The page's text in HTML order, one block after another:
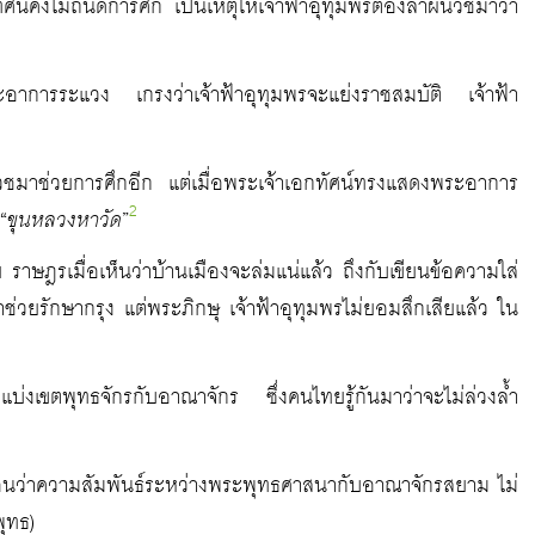
คงไม่ถนัดการศึก เป็นเหตุให้เจ้าฟ้าอุทุมพรต้องลาผนวชมาว่า
การระแวง เกรงว่าเจ้าฟ้าอุทุมพรจะแย่งราชสมบัติ เจ้าฟ้า
ช่วยการศึกอีก แต่เมื่อพระเจ้าเอกทัศน์ทรงแสดงพระอาการ
ขุนหลวงหาวัด”2
าษฎรเมื่อเห็นว่าบ้านเมืองจะล่มแน่แล้ว ถึงกับเขียนข้อความใส่
ยรักษากรุง แต่พระภิกษุ เจ้าฟ้าอุทุมพรไม่ยอมสึกเสียแล้ว ใน
บ่งเขตพุทธจักรกับอาณาจักร ซึ่งคนไทยรู้กันมาว่าจะไม่ล่วงล้ำ
าความสัมพันธ์ระหว่างพระพุทธศาสนากับอาณาจักรสยาม ไม่
ธ)